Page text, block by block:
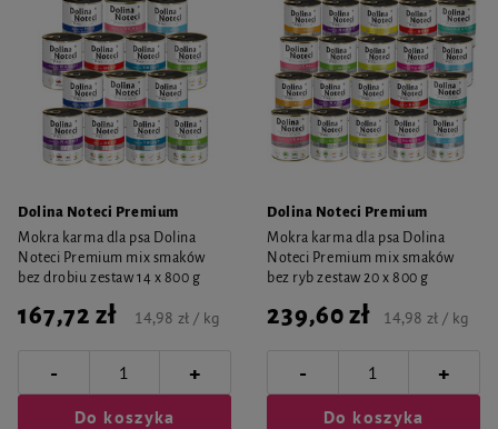
Dolina Noteci Premium
Mokra karma dla psa Dolina
Noteci Premium mix smaków
bez drobiu zestaw 14 x 800 g
167,72 zł 14,98 zł / kg
- +
Do koszyka
Dolina Noteci Premium
Mokra karma dla psa Dolina
Noteci Premium mix smaków
bez ryb zestaw 20 x 800 g
239,60 zł 14,98 zł / kg
- +
Do koszyka